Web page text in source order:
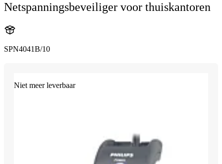
Netspanningsbeveiliger voor thuiskantoren
SPN4041B/10
Niet meer leverbaar